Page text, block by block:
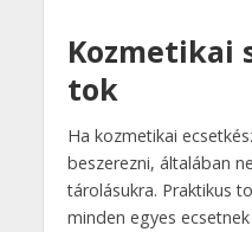
Kozmetikai
tok
Ha kozmetikai
beszerezni, általában
tárolásukra. Praktikus
minden egyes